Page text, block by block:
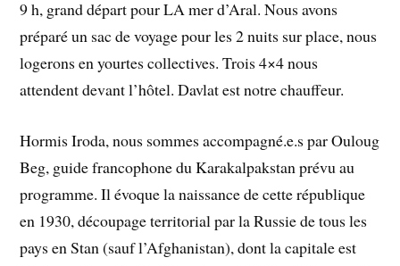
9 h, grand départ pour LA mer d’Aral. Nous avons
préparé un sac de voyage pour les 2 nuits sur place, nous
logerons en yourtes collectives. Trois 4×4 nous
attendent devant l’hôtel. Davlat est notre chauffeur.
Hormis Iroda, nous sommes accompagné.e.s par Ouloug
Beg, guide francophone du Karakalpakstan prévu au
programme. Il évoque la naissance de cette république
en 1930, découpage territorial par la Russie de tous les
pays en Stan (sauf l’Afghanistan), dont la capitale est